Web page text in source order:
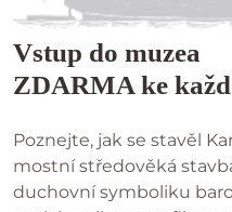
Vstup do muzea
ZDARMA ke
Poznejte, jak se stavěl
mostní středověká
duchovní symboliku